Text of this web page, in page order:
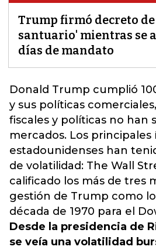
Trump firmó decreto
santuario' mientras se
días de mandato
Donald Trump cumplió
y sus políticas
fiscales y políticas no han
mercados. Los
estadounidenses han
de volatilidad: The Wall
calificado los más de tres
gestión de Trump como
década de 1970 para el
Desde la presidencia de
se veía una volatilidad